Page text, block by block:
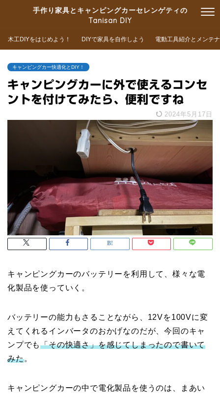
手作り家具とキャンピングカーセレンゲティの
Tanisan DIY
木工DIYをはじめよう！ DIYで家具を自作しよう 電動工具紹介とメンテ
キャンピングカー快適化とDIY！
キャンピングカーに外で使えるコンセ
ントを付けてみたら、便利ですね
2024年5月17日
キャンピングカーのバッテリーを利用して、様々な電
化製品を使っていく。
バッテリーの能力もさることながら、12Vを100Vに変
えてくれるインバータのおかげなのだが、今回のキャ
ンプでも「その快適さ」を感じてしまったので書いて
みた。
キャンピングカーの中で電化製品を使うのは、まあい